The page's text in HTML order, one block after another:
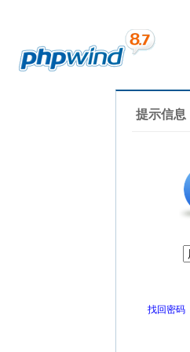
提示信息
找回密码